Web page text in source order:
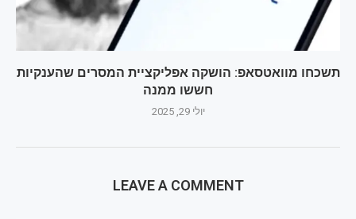
תשכחו מוואטסאפ: הושקה אפליקציית המסרים שהענקיות
חששו ממנה
יולי 29, 2025
LEAVE A COMMENT